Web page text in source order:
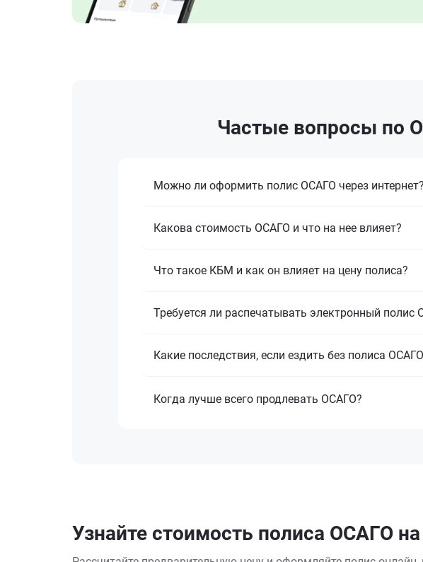
Частые вопросы по
Можно ли оформить полис ОСАГО через интернет?
Какова стоимость ОСАГО и что на нее влияет?
Что такое КБМ и как он влияет на цену полиса?
Требуется ли распечатывать электронный полис
Какие последствия, если ездить без полиса
Когда лучше всего продлевать ОСАГО?
Узнайте стоимость полиса ОСАГО